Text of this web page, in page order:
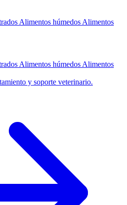
Alimentos húmedos Alimentos
Alimentos húmedos Alimentos
y soporte veterinario.